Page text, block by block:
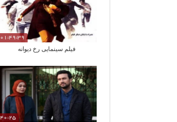
01:49:39
فیلم سینمایی رخ دیوانه
40:25